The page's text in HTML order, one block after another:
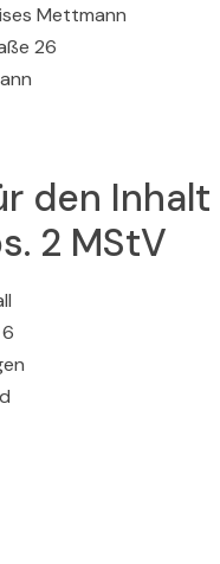
Mettmann
26
den Inhalt
2 MStV